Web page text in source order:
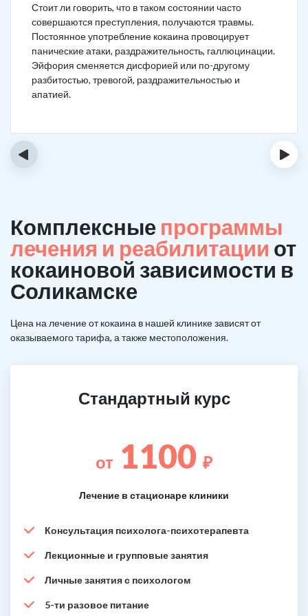
Стоит ли говорить, что в таком состоянии часто
совершаются преступления, получаются травмы.
Постоянное употребление кокаина провоцирует
панические атаки, раздражительность, галлюцинации.
Эйфория сменяется дисфорией или по-другому
разбитостью, тревогой, раздражительностью и
апатией.
‹ ›
Комплексные программы
лечения и реабилитации от
кокаиновой зависимости в
Соликамске
Цена на лечение от кокаина в нашей клинике зависят от
оказываемого тарифа, а также местоположения.
Стандартный курс
от 1100 ₽
Лечение в стационаре клиники
Консультация психолога-психотерапевта
Лекционные и групповые занятия
Личные занятия с психологом
5-ти разовое питание